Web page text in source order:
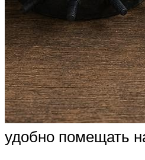
удобно помещать